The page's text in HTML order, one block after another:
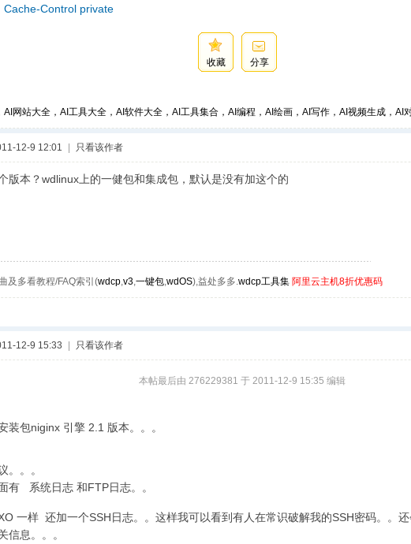
Control private
收藏 分享
AI网站大全，AI工具大全，AI软件大全，AI工具集合，AI编程，AI绘画，AI写作，AI视频生成，AI
12-9 12:01 只看该作者
版本？wdlinux上的一健包和集成包，默认是没有加这个的
及多看教程/FAQ索引(wdcp,v3,一键包,wdOS),益处多多.wdcp工具集 阿里云主机8折优惠码
12-9 15:33 只看该作者
本帖最后由 276229381 于 2011-12-9 15:35 编辑
装包niginx 引擎 2.1 版本。。。
。。。
有 系统日志 和FTP日志。。
一样 还加一个SSH日志。。这样我可以看到有人在常识破解我的SSH密码。。
信息。。。